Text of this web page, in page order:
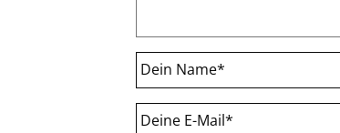
Dein Name*
Deine E-Mail*